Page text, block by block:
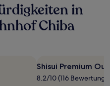
in
Chiba
Shisui Premium
8.2/10 (116